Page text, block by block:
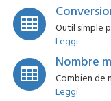
Outil simple
Leggi
Nombre
Combien de
Leggi